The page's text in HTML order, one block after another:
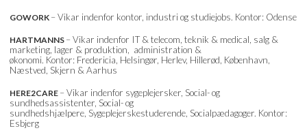
GOWORK – Vikar indenfor kontor, industri og studiejobs. Kontor: Odense
HARTMANNS – Vikar indenfor IT & telecom, teknik & medical, salg &
marketing, lager & produktion, administration &
økonomi. Kontor: Fredericia, Helsingør, Herlev, Hillerød, København,
Næstved, Skjern & Aarhus
HERE2CARE – Vikar indenfor sygeplejersker, Social- og
sundhedsassistenter, Social- og
sundhedshjælpere, Sygeplejerskestuderende, Socialpædagoger. Kontor:
Esbjerg